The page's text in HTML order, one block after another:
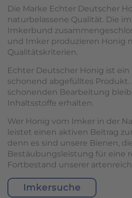
Die Marke Echter Deutscher
naturbelassene Qualität. Die
Imkerbund
und Imker produzieren Honig
Qualitätskriterien.
Echter Deutscher Honig ist ein
schonend abgefülltes
schonenden Bearbeitung
Inhaltsstoffe erhalten.
Wer Honig vom Imker in der
leistet einen aktiven Beitrag
denn es sind unsere Bienen,
Bestäubungsleistung für eine
Fortbestand unserer
Imkersuche